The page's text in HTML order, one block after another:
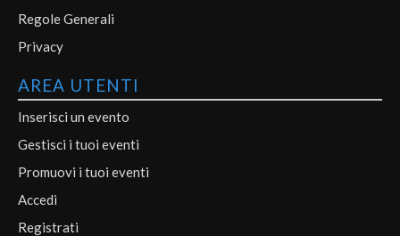
Regole Generali
Privacy
AREA UTENTI
Inserisci un evento
Gestisci i tuoi eventi
Promuovi i tuoi eventi
Accedi
Registrati